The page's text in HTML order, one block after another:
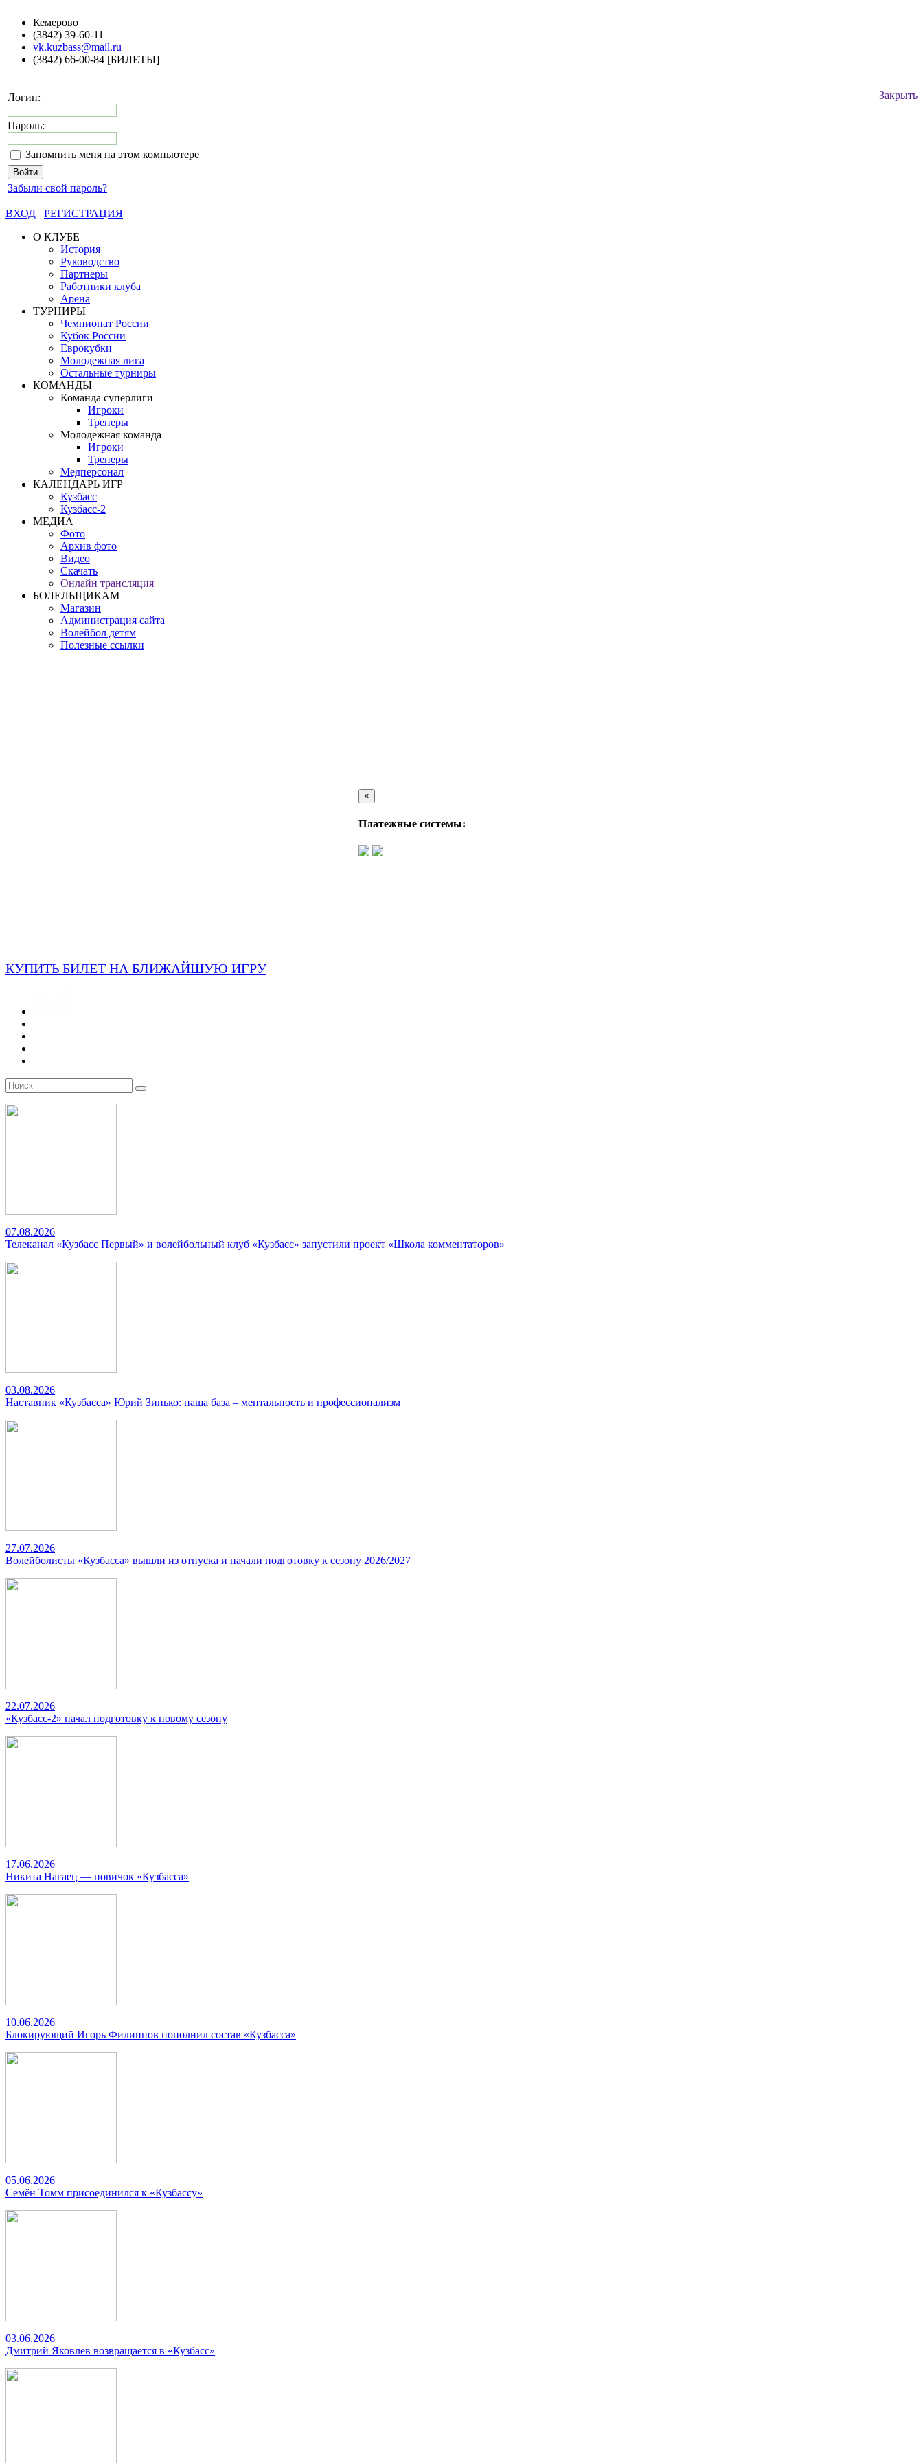
Кемерово
(3842) 39-60-11
vk.kuzbass@mail.ru
(3842) 66-00-84 [БИЛЕТЫ]
Закрыть
Логин:
Пароль:
Запомнить меня на этом компьютере
Забыли свой пароль?
ВХОД
РЕГИСТРАЦИЯ
О КЛУБЕ
История
Руководство
Партнеры
Работники клуба
Арена
ТУРНИРЫ
Чемпионат России
Кубок России
Еврокубки
Молодежная лига
Остальные турниры
КОМАНДЫ
Команда суперлиги
Игроки
Тренеры
Молодежная команда
Игроки
Тренеры
Медперсонал
КАЛЕНДАРЬ ИГР
Кузбасс
Кузбасс-2
МЕДИА
Фото
Архив фото
Видео
Скачать
Онлайн трансляция
БОЛЕЛЬЩИКАМ
Магазин
Администрация сайта
Волейбол детям
Полезные ссылки
×
Платежные системы:
КУПИТЬ БИЛЕТ НА БЛИЖАЙШУЮ ИГРУ
07.08.2026
Телеканал «Кузбасс Первый» и волейбольный клуб «Кузбасс» запустили проект «Школа комментаторов»
03.08.2026
Наставник «Кузбасса» Юрий Зинько: наша база – ментальность и профессионализм
27.07.2026
Волейболисты «Кузбасса» вышли из отпуска и начали подготовку к сезону 2026/2027
22.07.2026
«Кузбасс-2» начал подготовку к новому сезону
17.06.2026
Никита Нагаец — новичок «Кузбасса»
10.06.2026
Блокирующий Игорь Филиппов пополнил состав «Кузбасса»
05.06.2026
Семён Томм присоединился к «Кузбассу»
03.06.2026
Дмитрий Яковлев возвращается в «Кузбасс»